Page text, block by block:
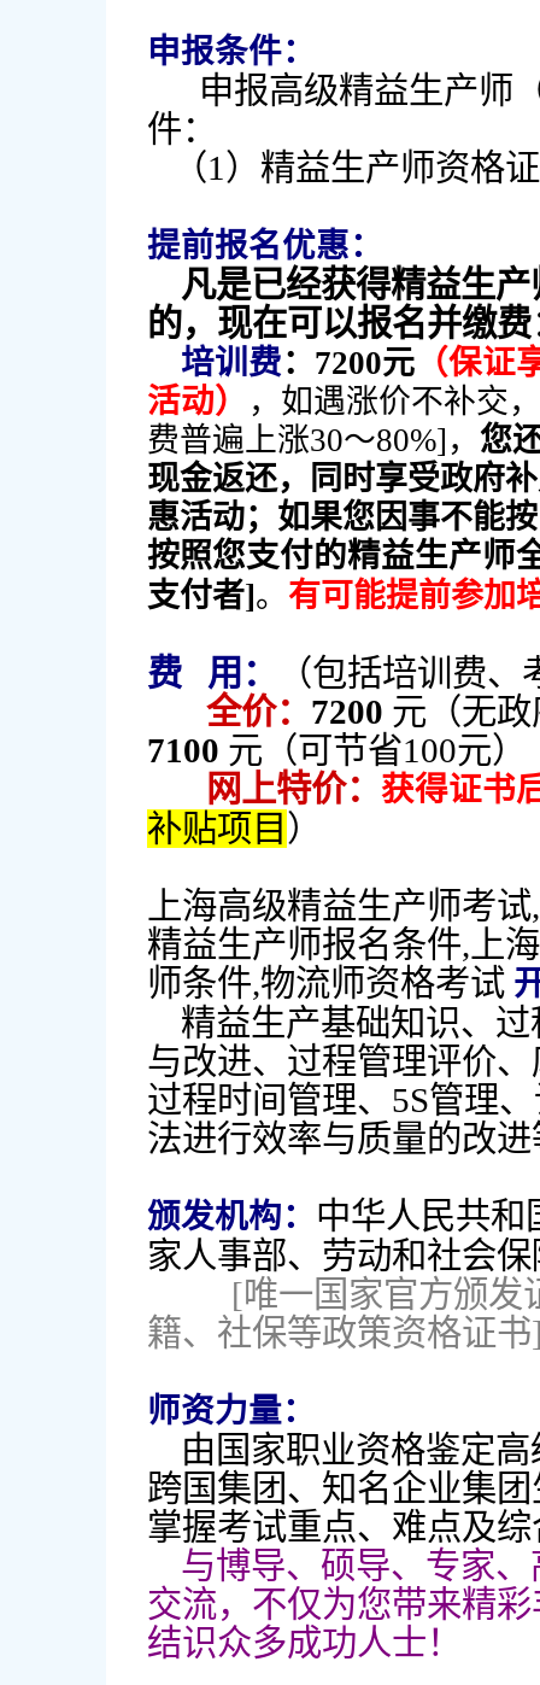
申报条件：
申报高级精益生产师
件：
（1）精益生产师资格
提前报名优惠：
凡是已经获得精益生
的，现在可以报名并缴费
培训费：7200元 （保证
活动）
，如遇涨价不补交
费普遍上涨30～80%]， 您
现金返还，同时享受政府
惠活动；如果您因事不能
按照您支付的精益生产师
支付者]。 有可能提前参加
费 用：
（包括培训费
全价： 7200 元（无
7100 元（可节省100元）
网上特价： 获得证书
补贴项目 ）
上海高级精益生产师考
精益生产师报名条件,上
师条件,物流师资格考试
精益生产基础知识、过
与改进、过程管理评价
过程时间管理、5S管理
法进行效率与质量的改
颁发机构： 中华人民共和
家人事部、劳动和社会
[唯一国家官方颁发
籍、社保等政策资格证
师资力量：
由国家职业资格鉴定高
跨国集团、知名企业集
掌握考试重点、难点及
与博导、硕导、专家
交流，不仅为您带来精
结识众多成功人士！